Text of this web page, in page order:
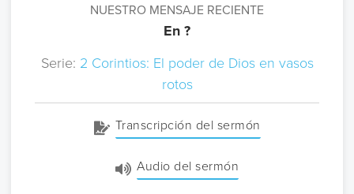
NUESTRO MENSAJE RECIENTE
En ?
Serie: 2 Corintios: El poder de Dios en vasos
rotos
Transcripción del sermón
Audio del sermón